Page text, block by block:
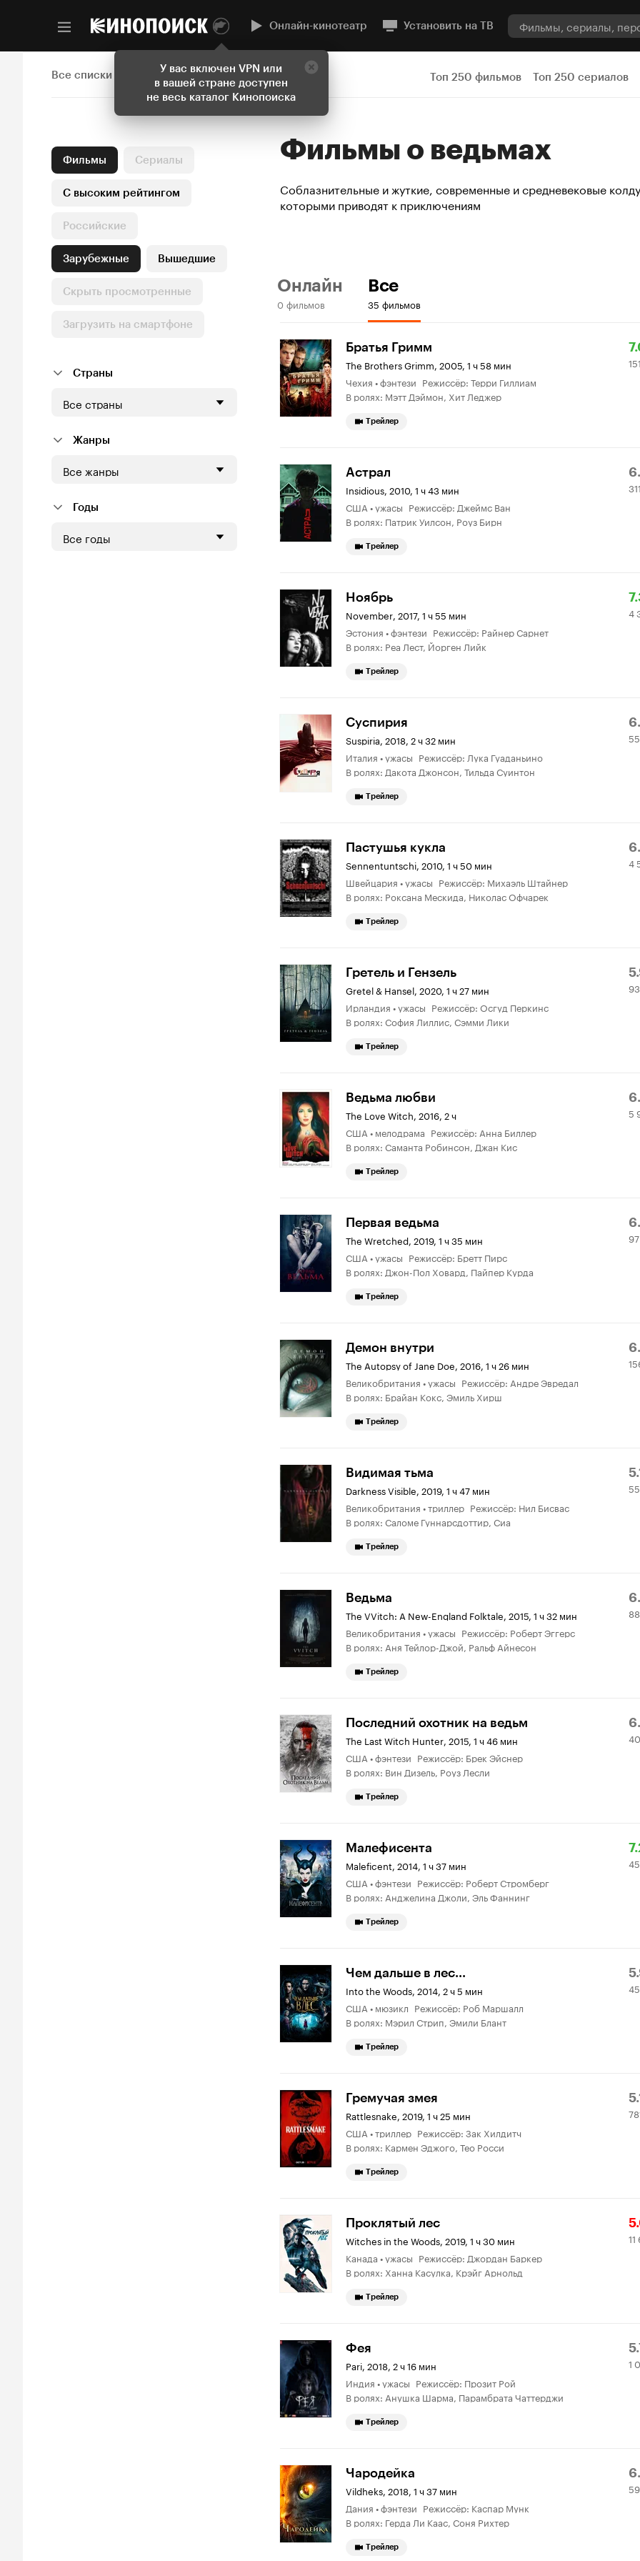
У вас включен VPN или
в вашей стране доступен
не весь каталог Кинопоиска
Онлайн-кинотеатр Установить на ТВ
Все списки Топ 250 фильмов Топ 250 сериалов
Фильмы Сериалы
С высоким рейтингом
Российские
Зарубежные Вышедшие
Скрыть просмотренные
Загрузить на смартфоне
Страны
Все страны
Жанры
Все жанры
Годы
Все годы
Фильмы о ведьмах
Соблазнительные и жуткие, современные и средневековые
которыми приводят к приключениям
Онлайн
0 фильмов
Все
35 фильмов
Братья Гримм
The Brothers Grimm, 2005, 1 ч 58 мин
Чехия • фэнтези Режиссёр: Терри Гиллиам
В ролях: Мэтт Дэймон, Хит Леджер
Трейлер
Астрал
Insidious, 2010, 1 ч 43 мин
США • ужасы Режиссёр: Джеймс Ван
В ролях: Патрик Уилсон, Роуз Бирн
Трейлер
Ноябрь
November, 2017, 1 ч 55 мин
Эстония • фэнтези Режиссёр: Райнер Сарнет
В ролях: Реа Лест, Йорген Лийк
4
4
Трейлер
Суспирия
Suspiria, 2018, 2 ч 32 мин
Италия • ужасы Режиссёр: Лука Гуаданьино
В ролях: Дакота Джонсон, Тильда Суинтон
Трейлер
Пастушья кукла
Sennentuntschi, 2010, 1 ч 50 мин
Швейцария • ужасы Режиссёр: Михаэль Штайнер
В ролях: Роксана Мескида, Николас Офчарек
4
4
Трейлер
Гретель и Гензель
Gretel & Hansel, 2020, 1 ч 27 мин
Ирландия • ужасы Режиссёр: Осгуд Перкинс
В ролях: София Лиллис, Сэмми Лики
Трейлер
Ведьма любви
The Love Witch, 2016, 2 ч
США • мелодрама Режиссёр: Анна Биллер
В ролях: Саманта Робинсон, Джан Кис
5
5
Трейлер
Первая ведьма
The Wretched, 2019, 1 ч 35 мин
США • ужасы Режиссёр: Бретт Пирс
В ролях: Джон-Пол Ховард, Пайпер Курда
97
Трейлер
Демон внутри
The Autopsy of Jane Doe, 2016, 1 ч 26 мин
Великобритания • ужасы Режиссёр: Андре Эвредал
В ролях: Брайан Кокс, Эмиль Хирш
Трейлер
Видимая тьма
Darkness Visible, 2019, 1 ч 47 мин
Великобритания • триллер Режиссёр: Нил Бисвас
В ролях: Саломе Гуннарсдоттир, Сиа
Трейлер
Ведьма
The VVitch: A New-England Folktale, 2015, 1 ч 32 мин
Великобритания • ужасы Режиссёр: Роберт Эггерс
В ролях: Аня Тейлор-Джой, Ральф Айнесон
Трейлер
Последний охотник на ведьм
The Last Witch Hunter, 2015, 1 ч 46 мин
США • фэнтези Режиссёр: Брек Эйснер
В ролях: Вин Дизель, Роуз Лесли
Трейлер
Малефисента
Maleficent, 2014, 1 ч 37 мин
США • фэнтези Режиссёр: Роберт Стромберг
В ролях: Анджелина Джоли, Эль Фаннинг
Трейлер
Чем дальше в лес...
Into the Woods, 2014, 2 ч 5 мин
США • мюзикл Режиссёр: Роб Маршалл
В ролях: Мэрил Стрип, Эмили Блант
Трейлер
Гремучая змея
Rattlesnake, 2019, 1 ч 25 мин
США • триллер Режиссёр: Зак Хилдитч
В ролях: Кармен Эджого, Тео Росси
Трейлер
Проклятый лес
Witches in the Woods, 2019, 1 ч 30 мин
Канада • ужасы Режиссёр: Джордан Баркер
В ролях: Ханна Касулка, Крэйг Арнольд
11
Трейлер
Фея
Pari, 2018, 2 ч 16 мин
Индия • ужасы Режиссёр: Прозит Рой
В ролях: Анушка Шарма, Парамбрата Чаттерджи
1
1
Трейлер
Чародейка
Vildheks, 2018, 1 ч 37 мин
Дания • фэнтези Режиссёр: Каспар Мунк
В ролях: Герда Ли Каас, Соня Рихтер
Трейлер